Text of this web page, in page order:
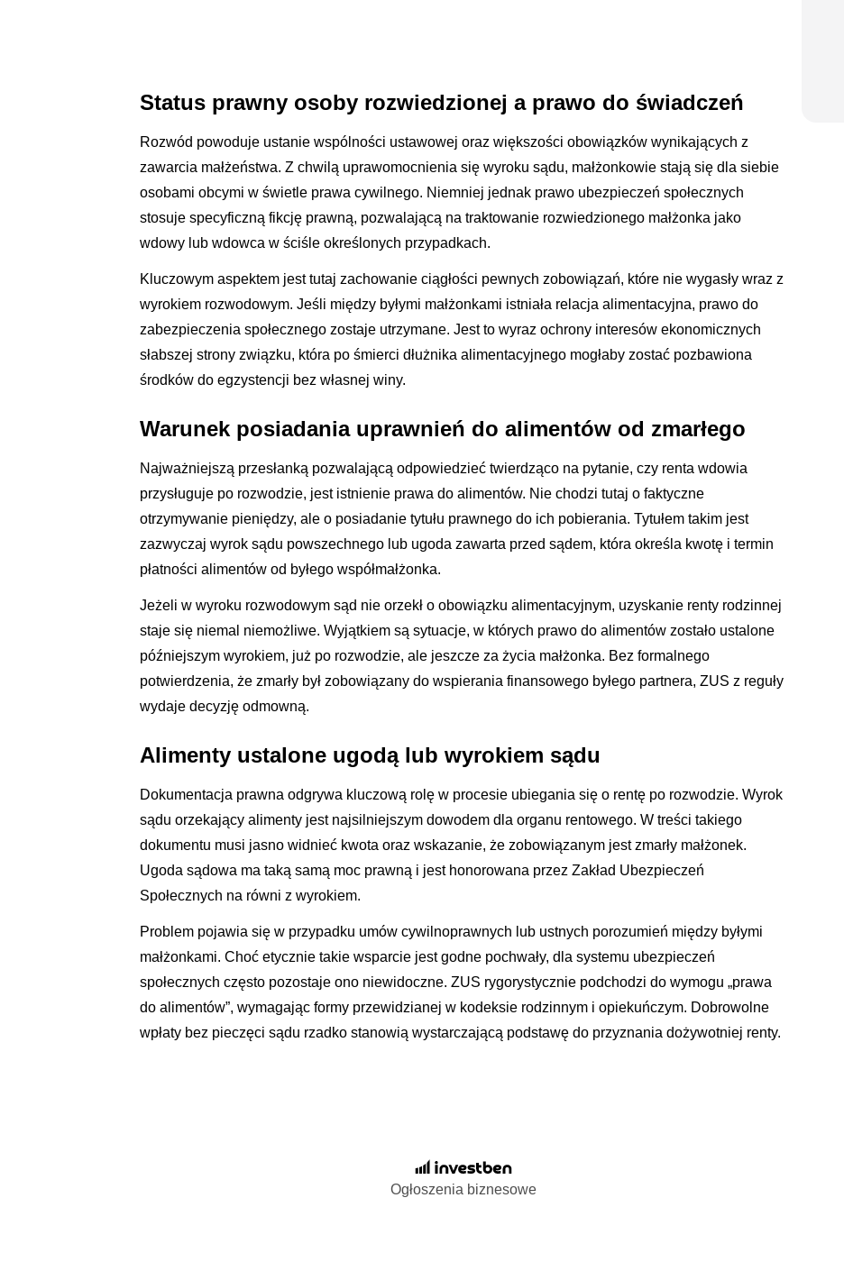
Status prawny osoby rozwiedzionej a prawo do świadczeń
Rozwód powoduje ustanie wspólności ustawowej oraz większości obowiązków wynikających z
zawarcia małżeństwa. Z chwilą uprawomocnienia się wyroku sądu, małżonkowie stają się dla siebie
osobami obcymi w świetle prawa cywilnego. Niemniej jednak prawo ubezpieczeń społecznych
stosuje specyficzną fikcję prawną, pozwalającą na traktowanie rozwiedzionego małżonka jako
wdowy lub wdowca w ściśle określonych przypadkach.
Kluczowym aspektem jest tutaj zachowanie ciągłości pewnych zobowiązań, które nie wygasły wraz z
wyrokiem rozwodowym. Jeśli między byłymi małżonkami istniała relacja alimentacyjna, prawo do
zabezpieczenia społecznego zostaje utrzymane. Jest to wyraz ochrony interesów ekonomicznych
słabszej strony związku, która po śmierci dłużnika alimentacyjnego mogłaby zostać pozbawiona
środków do egzystencji bez własnej winy.
Warunek posiadania uprawnień do alimentów od zmarłego
Najważniejszą przesłanką pozwalającą odpowiedzieć twierdząco na pytanie, czy renta wdowia
przysługuje po rozwodzie, jest istnienie prawa do alimentów. Nie chodzi tutaj o faktyczne
otrzymywanie pieniędzy, ale o posiadanie tytułu prawnego do ich pobierania. Tytułem takim jest
zazwyczaj wyrok sądu powszechnego lub ugoda zawarta przed sądem, która określa kwotę i termin
płatności alimentów od byłego współmałżonka.
Jeżeli w wyroku rozwodowym sąd nie orzekł o obowiązku alimentacyjnym, uzyskanie renty rodzinnej
staje się niemal niemożliwe. Wyjątkiem są sytuacje, w których prawo do alimentów zostało ustalone
późniejszym wyrokiem, już po rozwodzie, ale jeszcze za życia małżonka. Bez formalnego
potwierdzenia, że zmarły był zobowiązany do wspierania finansowego byłego partnera, ZUS z reguły
wydaje decyzję odmowną.
Alimenty ustalone ugodą lub wyrokiem sądu
Dokumentacja prawna odgrywa kluczową rolę w procesie ubiegania się o rentę po rozwodzie. Wyrok
sądu orzekający alimenty jest najsilniejszym dowodem dla organu rentowego. W treści takiego
dokumentu musi jasno widnieć kwota oraz wskazanie, że zobowiązanym jest zmarły małżonek.
Ugoda sądowa ma taką samą moc prawną i jest honorowana przez Zakład Ubezpieczeń
Społecznych na równi z wyrokiem.
Problem pojawia się w przypadku umów cywilnoprawnych lub ustnych porozumień między byłymi
małżonkami. Choć etycznie takie wsparcie jest godne pochwały, dla systemu ubezpieczeń
społecznych często pozostaje ono niewidoczne. ZUS rygorystycznie podchodzi do wymogu „prawa
do alimentów”, wymagając formy przewidzianej w kodeksie rodzinnym i opiekuńczym. Dobrowolne
wpłaty bez pieczęci sądu rzadko stanowią wystarczającą podstawę do przyznania dożywotniej renty.
Ogłoszenia biznesowe